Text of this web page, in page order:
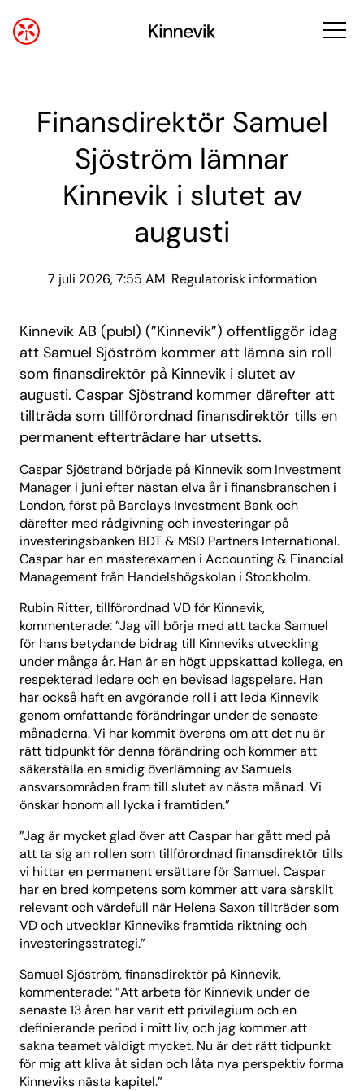
Finansdirektör Samuel
Sjöström lämnar
Kinnevik i slutet av
augusti
7 juli 2026, 7:55 AM Regulatorisk information
Kinnevik AB (publ) (”Kinnevik”) offentliggör idag
att Samuel Sjöström kommer att lämna sin roll
som finansdirektör på Kinnevik i slutet av
augusti. Caspar Sjöstrand kommer därefter att
tillträda som tillförordnad finansdirektör tills en
permanent efterträdare har utsetts.
Caspar Sjöstrand började på Kinnevik som Investment
Manager i juni efter nästan elva år i finansbranschen i
London, först på Barclays Investment Bank och
därefter med rådgivning och investeringar på
investeringsbanken BDT & MSD Partners International.
Caspar har en masterexamen i Accounting & Financial
Management från Handelshögskolan i Stockholm.
Rubin Ritter, tillförordnad VD för Kinnevik,
kommenterade: ”Jag vill börja med att tacka Samuel
för hans betydande bidrag till Kinneviks utveckling
under många år. Han är en högt uppskattad kollega, en
respekterad ledare och en bevisad lagspelare. Han
har också haft en avgörande roll i att leda Kinnevik
genom omfattande förändringar under de senaste
månaderna. Vi har kommit överens om att det nu är
rätt tidpunkt för denna förändring och kommer att
säkerställa en smidig överlämning av Samuels
ansvarsområden fram till slutet av nästa månad. Vi
önskar honom all lycka i framtiden.”
”Jag är mycket glad över att Caspar har gått med på
att ta sig an rollen som tillförordnad finansdirektör tills
vi hittar en permanent ersättare för Samuel. Caspar
har en bred kompetens som kommer att vara särskilt
relevant och värdefull när Helena Saxon tillträder som
VD och utvecklar Kinneviks framtida riktning och
investeringsstrategi.”
Samuel Sjöström, finansdirektör på Kinnevik,
kommenterade: ”Att arbeta för Kinnevik under de
senaste 13 åren har varit ett privilegium och en
definierande period i mitt liv, och jag kommer att
sakna teamet väldigt mycket. Nu är det rätt tidpunkt
för mig att kliva åt sidan och låta nya perspektiv forma
Kinneviks nästa kapitel.”